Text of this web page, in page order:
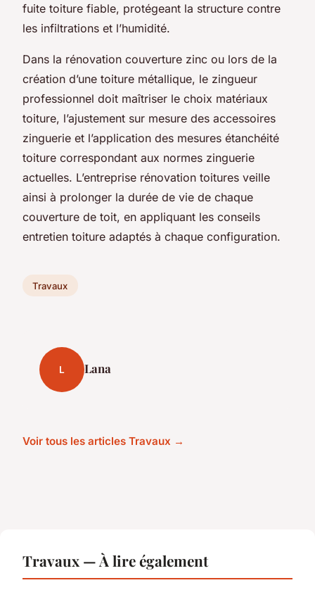
fuite toiture fiable, protégeant la structure contre
les infiltrations et l’humidité.
Dans la rénovation couverture zinc ou lors de la
création d’une toiture métallique, le zingueur
professionnel doit maîtriser le choix matériaux
toiture, l’ajustement sur mesure des accessoires
zinguerie et l’application des mesures étanchéité
toiture correspondant aux normes zinguerie
actuelles. L’entreprise rénovation toitures veille
ainsi à prolonger la durée de vie de chaque
couverture de toit, en appliquant les conseils
entretien toiture adaptés à chaque configuration.
Travaux
L Lana
Voir tous les articles Travaux →
Travaux — À lire également